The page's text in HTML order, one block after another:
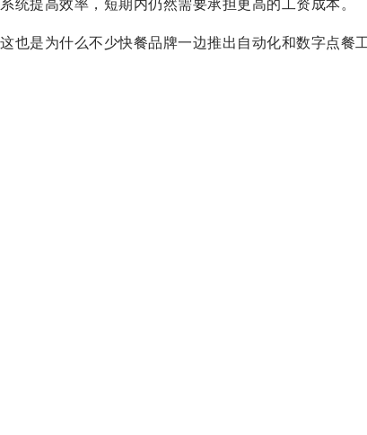
这也是为什么不少快餐品牌一边推出自动化和数字点餐